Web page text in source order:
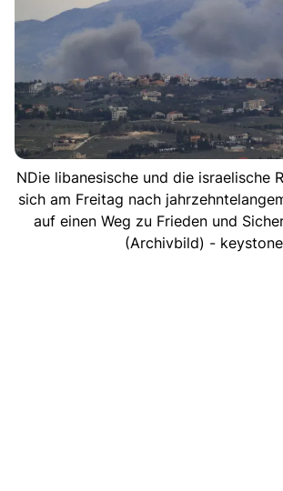
NDie libanesische und die israelische
sich am Freitag nach
auf einen Weg zu Frieden und
(Archivbild) - keystone